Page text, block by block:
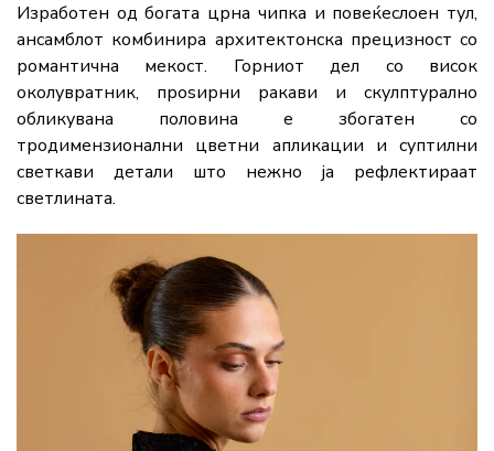
Изработен од богата црна чипка и повеќеслоен тул,
ансамблот комбинира архитектонска прецизност со
романтична мекост. Горниот дел со висок
околувратник, проѕирни ракави и скулптурално
обликувана половина е збогатен со
тродимензионални цветни апликации и суптилни
светкави детали што нежно ја рефлектираат
светлината.